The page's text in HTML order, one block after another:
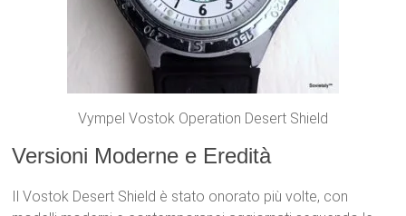
Vympel Vostok Operation Desert Shield
Versioni Moderne e Eredità
Il Vostok Desert Shield è stato onorato più volte, con